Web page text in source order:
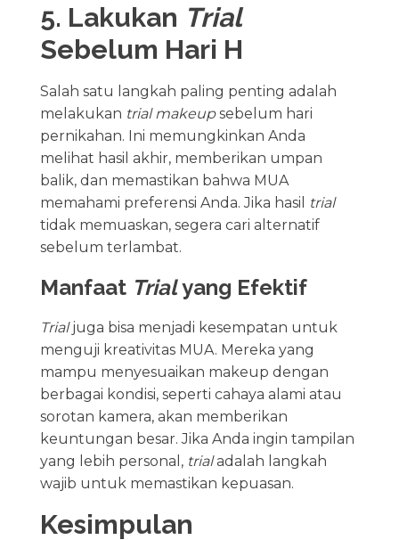
5. Lakukan Trial
Sebelum Hari H
Salah satu langkah paling penting adalah
melakukan trial makeupsebelum hari
pernikahan. Ini memungkinkan Anda
melihat hasil akhir, memberikan umpan
balik, dan memastikan bahwa MUA
memahami preferensi Anda. Jika hasil
trial
tidak memuaskan, segera cari alternatif
sebelum terlambat.
Manfaat Trialyang Efektif
Trialjuga bisa menjadi kesempatan untuk
menguji kreativitas MUA. Mereka yang
mampu menyesuaikan makeup dengan
berbagai kondisi, seperti cahaya alami atau
sorotan kamera, akan memberikan
keuntungan besar. Jika Anda ingin tampilan
yang lebih personal, trialadalah langkah
wajib untuk memastikan kepuasan.
Kesimpulan